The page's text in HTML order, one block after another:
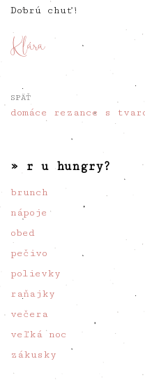
Dobrú chuť!
SPÄŤ
domáce rezance s
» r u hungry?
brunch
nápoje
obed
pečivo
polievky
raňajky
večera
veľká noc
zákusky